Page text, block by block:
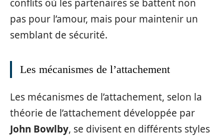
conflits où les partenaires se battent non
pas pour l’amour, mais pour maintenir un
semblant de sécurité.
Les mécanismes de l’attachement
Les mécanismes de l’attachement, selon la
théorie de l’attachement développée par
John Bowlby, se divisent en différents styles